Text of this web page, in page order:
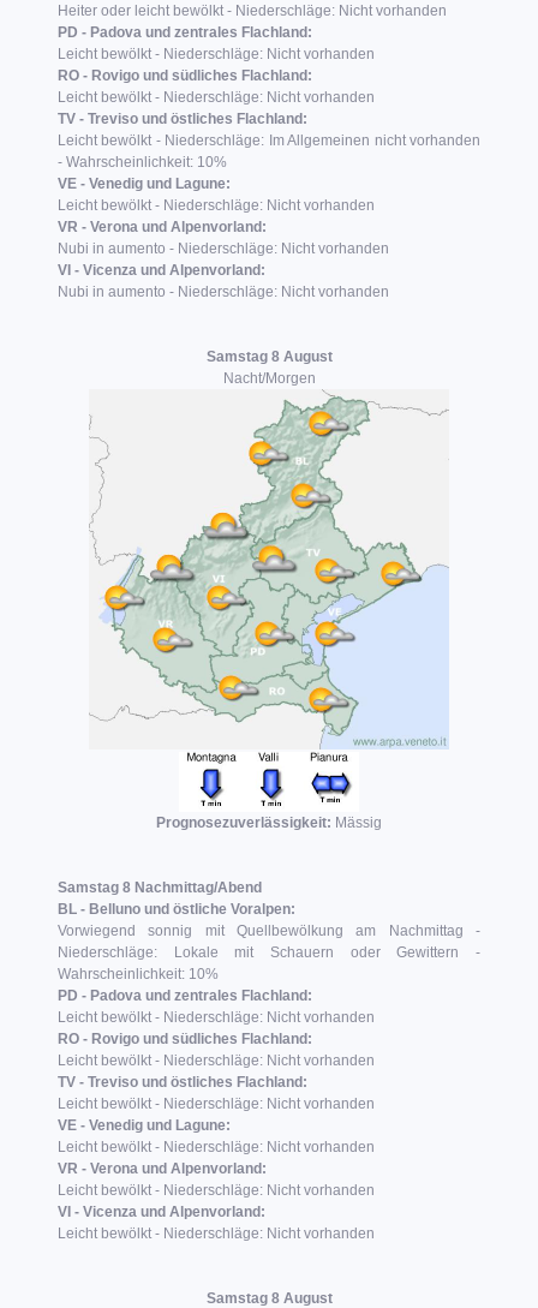
Heiter oder leicht bewölkt - Niederschläge: Nicht vorhanden
PD - Padova und zentrales Flachland:
Leicht bewölkt - Niederschläge: Nicht vorhanden
RO - Rovigo und südliches Flachland:
Leicht bewölkt - Niederschläge: Nicht vorhanden
TV - Treviso und östliches Flachland:
Leicht bewölkt - Niederschläge: Im Allgemeinen nicht vorhanden
- Wahrscheinlichkeit: 10%
VE - Venedig und Lagune:
Leicht bewölkt - Niederschläge: Nicht vorhanden
VR - Verona und Alpenvorland:
Nubi in aumento - Niederschläge: Nicht vorhanden
VI - Vicenza und Alpenvorland:
Nubi in aumento - Niederschläge: Nicht vorhanden
Samstag 8 August
Nacht/Morgen
Prognosezuverlässigkeit: Mässig
Samstag 8 Nachmittag/Abend
BL - Belluno und östliche Voralpen:
Vorwiegend sonnig mit Quellbewölkung am Nachmittag -
Niederschläge: Lokale mit Schauern oder Gewittern -
Wahrscheinlichkeit: 10%
PD - Padova und zentrales Flachland:
Leicht bewölkt - Niederschläge: Nicht vorhanden
RO - Rovigo und südliches Flachland:
Leicht bewölkt - Niederschläge: Nicht vorhanden
TV - Treviso und östliches Flachland:
Leicht bewölkt - Niederschläge: Nicht vorhanden
VE - Venedig und Lagune:
Leicht bewölkt - Niederschläge: Nicht vorhanden
VR - Verona und Alpenvorland:
Leicht bewölkt - Niederschläge: Nicht vorhanden
VI - Vicenza und Alpenvorland:
Leicht bewölkt - Niederschläge: Nicht vorhanden
Samstag 8 August